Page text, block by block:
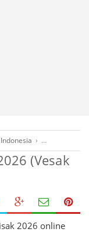
› Desain Grafis
(Vesak
2026 online